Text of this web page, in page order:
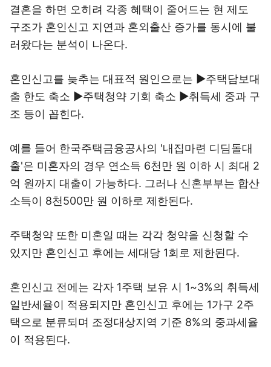
결혼을 하면 오히려 각종 혜택이 줄어드는 현 제도
구조가 혼인신고 지연과 혼외출산 증가를 동시에 불
러왔다는 분석이 나온다.
혼인신고를 늦추는 대표적 원인으로는 ▶주택담보대
출 한도 축소 ▶주택청약 기회 축소 ▶취득세 중과 구
조 등이 꼽힌다.
예를 들어 한국주택금융공사의 '내집마련 디딤돌대
출'은 미혼자의 경우 연소득 6천만 원 이하 시 최대 2
억 원까지 대출이 가능하다. 그러나 신혼부부는 합산
소득이 8천500만 원 이하로 제한된다.
주택청약 또한 미혼일 때는 각각 청약을 신청할 수
있지만 혼인신고 후에는 세대당 1회로 제한된다.
혼인신고 전에는 각자 1주택 보유 시 1~3%의 취득세
일반세율이 적용되지만 혼인신고 후에는 1가구 2주
택으로 분류되며 조정대상지역 기준 8%의 중과세율
이 적용된다.